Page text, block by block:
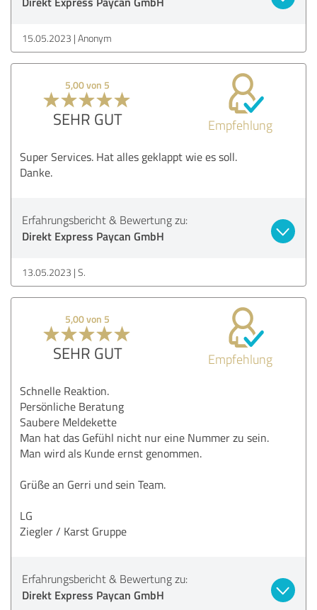
15.05.2023 Anonym
5,00 von 5
SEHR GUT Empfehlung
Super Services. Hat alles geklappt wie es soll.
Danke.
Erfahrungsbericht & Bewertung zu:
Direkt Express Paycan GmbH
13.05.2023 S.
5,00 von 5
SEHR GUT Empfehlung
Schnelle Reaktion.
Persönliche Beratung
Saubere Meldekette
Man hat das Gefühl nicht nur eine Nummer zu sein.
Man wird als Kunde ernst genommen.
Grüße an Gerri und sein Team.
LG
Ziegler / Karst Gruppe
Erfahrungsbericht & Bewertung zu:
Direkt Express Paycan GmbH